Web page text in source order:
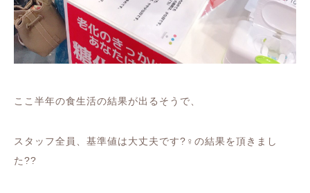
ここ半年の食生活の結果が出るそうで、
スタッフ全員、基準値は大丈夫です?‍♀️ の結果を頂きまし
た??